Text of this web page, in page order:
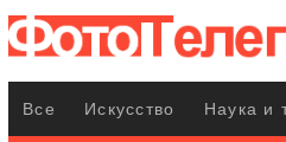
Все Искусство Наука и